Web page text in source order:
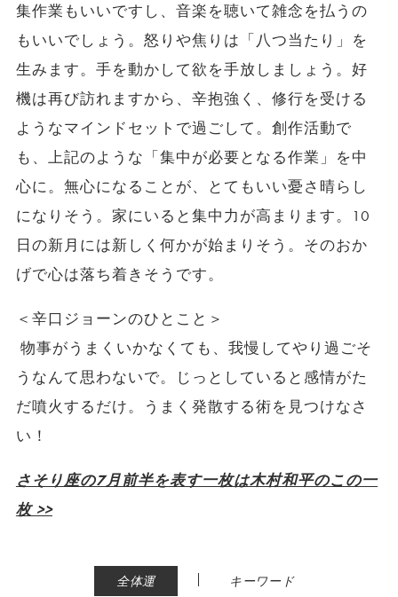
集作業もいいですし、音楽を聴いて雑念を払うの
もいいでしょう。怒りや焦りは「八つ当たり」を
生みます。手を動かして欲を手放しましょう。好
機は再び訪れますから、辛抱強く、修行を受ける
ようなマインドセットで過ごして。創作活動で
も、上記のような「集中が必要となる作業」を中
心に。無心になることが、とてもいい憂さ晴らし
になりそう。家にいると集中力が高まります。10
日の新月には新しく何かが始まりそう。そのおか
げで心は落ち着きそうです。
＜辛口ジョーンのひとこと＞
物事がうまくいかなくても、我慢してやり過ごそ
うなんて思わないで。じっとしていると感情がた
だ噴火するだけ。うまく発散する術を見つけなさ
い！
さそり座の7月前半を表す一枚は木村和平のこの一
枚 >>
全体運 | キーワード